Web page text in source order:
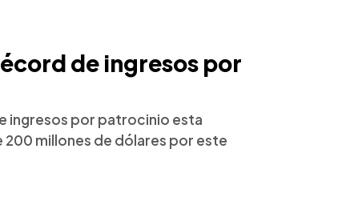
de ingresos por
ingresos por patrocinio esta
millones de dólares por este